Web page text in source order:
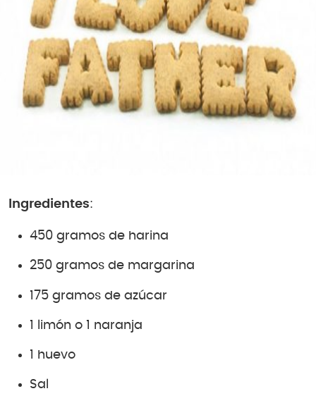
Ingredientes:
450 gramos de harina
250 gramos de margarina
175 gramos de azúcar
1 limón o 1 naranja
1 huevo
Sal